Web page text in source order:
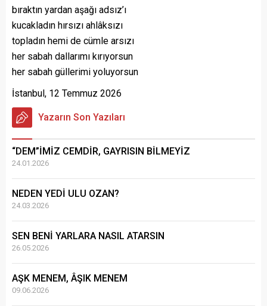
bıraktın yardan aşağı adsız’ı
kucakladın hırsızı ahlâksızı
topladın hemi de cümle arsızı
her sabah dallarımı kırıyorsun
her sabah güllerimi yoluyorsun
İstanbul, 12 Temmuz 2026
Yazarın Son Yazıları
“DEM”İMİZ CEMDİR, GAYRISIN BİLMEYİZ
24.01.2026
NEDEN YEDİ ULU OZAN?
24.03.2026
SEN BENİ YARLARA NASIL ATARSIN
26.05.2026
AŞK MENEM, ÂŞIK MENEM
09.06.2026